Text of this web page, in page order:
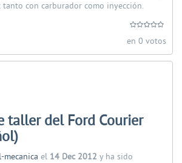
tanto con carburador como inyección.
en 0 votos
taller del Ford Courier
mecanica el 14 Dec 2012 y ha sido